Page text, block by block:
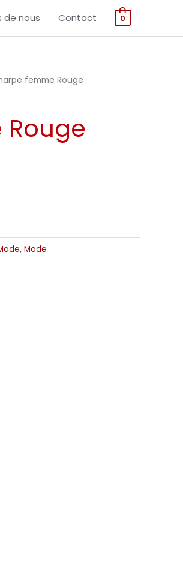
de nous Contact 0
femme Rouge
, Mode